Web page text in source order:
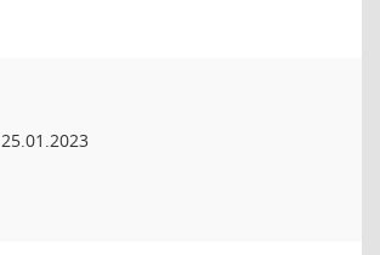
25.01.2023